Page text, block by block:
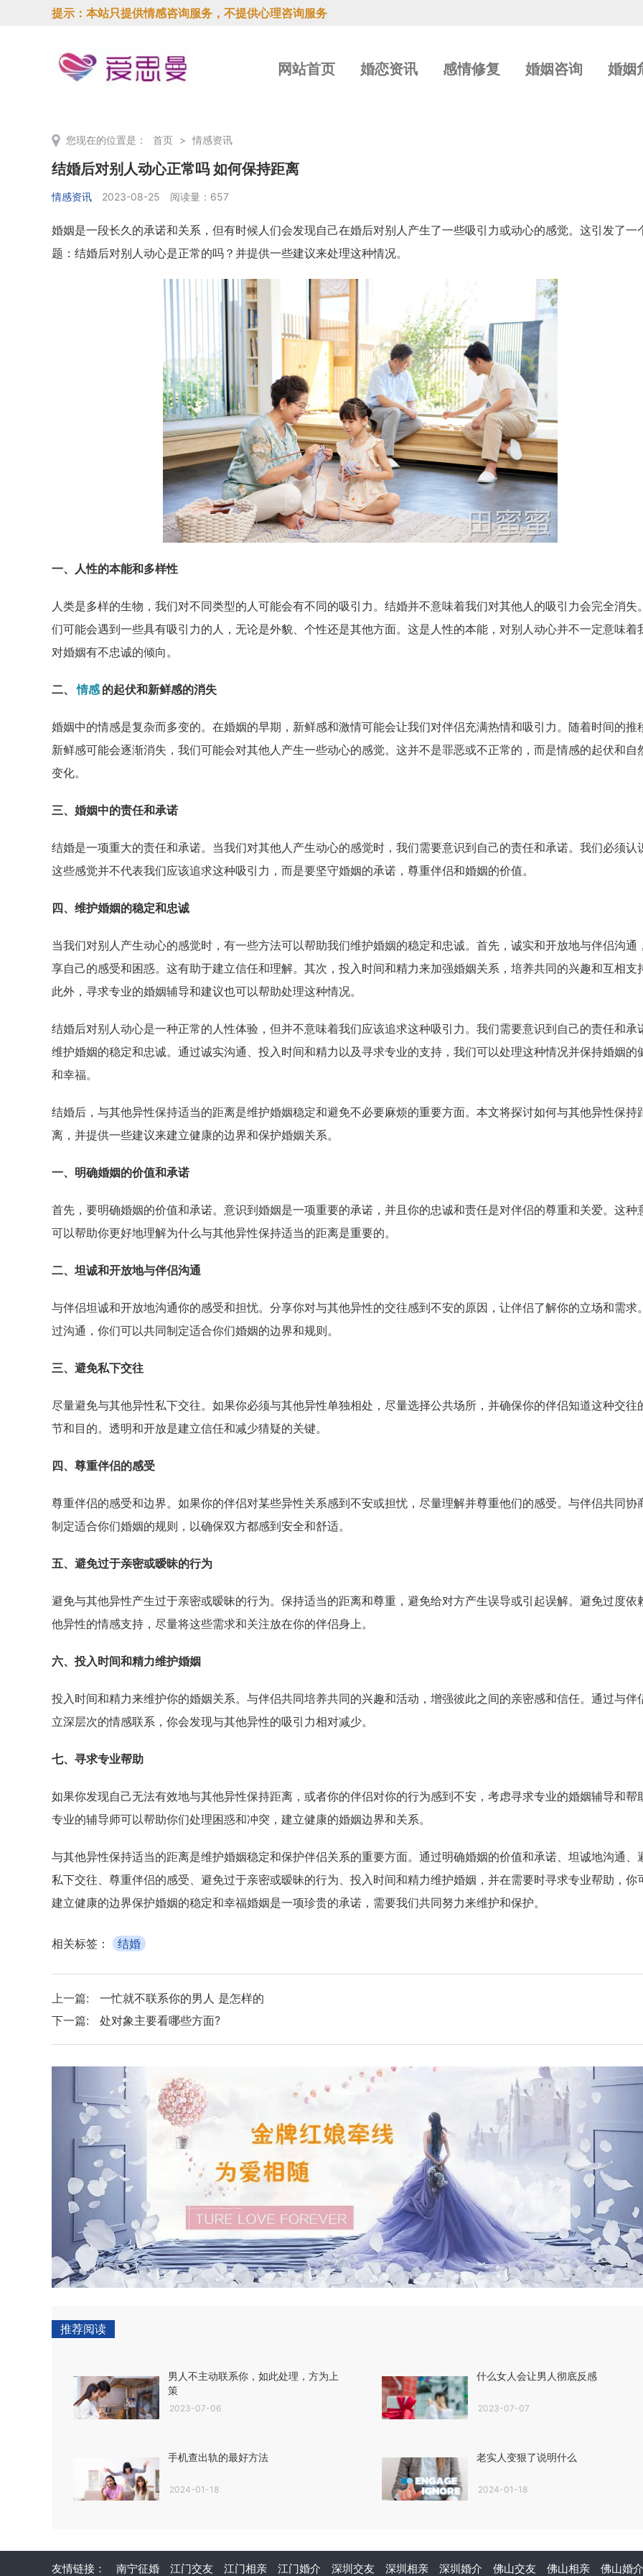
提示：本站只提供情感咨询服务，不提供心理咨询服务
网站首页 婚恋资讯 感情修复 婚姻咨询 婚姻
您现在的位置是： 首页 > 情感资讯
结婚后对别人动心正常吗 如何保持距离
情感资讯 2023-08-25 阅读量：657
婚姻是一段长久的承诺和关系，但有时候人们会发现自己在婚后对别人产生了一些吸引力或动心的感觉。这引发了一
题：结婚后对别人动心是正常的吗？并提供一些建议来处理这种情况。
一、人性的本能和多样性
人类是多样的生物，我们对不同类型的人可能会有不同的吸引力。结婚并不意味着我们对其他人的吸引力会完全消失
们可能会遇到一些具有吸引力的人，无论是外貌、个性还是其他方面。这是人性的本能，对别人动心并不一定意味着
对婚姻有不忠诚的倾向。
二、 情感 的起伏和新鲜感的消失
婚姻中的情感是复杂而多变的。在婚姻的早期，新鲜感和激情可能会让我们对伴侣充满热情和吸引力。随着时间的推
新鲜感可能会逐渐消失，我们可能会对其他人产生一些动心的感觉。这并不是罪恶或不正常的，而是情感的起伏和自
变化。
三、婚姻中的责任和承诺
结婚是一项重大的责任和承诺。当我们对其他人产生动心的感觉时，我们需要意识到自己的责任和承诺。我们必须认
这些感觉并不代表我们应该追求这种吸引力，而是要坚守婚姻的承诺，尊重伴侣和婚姻的价值。
四、维护婚姻的稳定和忠诚
当我们对别人产生动心的感觉时，有一些方法可以帮助我们维护婚姻的稳定和忠诚。首先，诚实和开放地与伴侣沟通
享自己的感受和困惑。这有助于建立信任和理解。其次，投入时间和精力来加强婚姻关系，培养共同的兴趣和互相支
此外，寻求专业的婚姻辅导和建议也可以帮助处理这种情况。
结婚后对别人动心是一种正常的人性体验，但并不意味着我们应该追求这种吸引力。我们需要意识到自己的责任和承
维护婚姻的稳定和忠诚。通过诚实沟通、投入时间和精力以及寻求专业的支持，我们可以处理这种情况并保持婚姻的
和幸福。
结婚后，与其他异性保持适当的距离是维护婚姻稳定和避免不必要麻烦的重要方面。本文将探讨如何与其他异性保持
离，并提供一些建议来建立健康的边界和保护婚姻关系。
一、明确婚姻的价值和承诺
首先，要明确婚姻的价值和承诺。意识到婚姻是一项重要的承诺，并且你的忠诚和责任是对伴侣的尊重和关爱。这种
可以帮助你更好地理解为什么与其他异性保持适当的距离是重要的。
二、坦诚和开放地与伴侣沟通
与伴侣坦诚和开放地沟通你的感受和担忧。分享你对与其他异性的交往感到不安的原因，让伴侣了解你的立场和需求
过沟通，你们可以共同制定适合你们婚姻的边界和规则。
三、避免私下交往
尽量避免与其他异性私下交往。如果你必须与其他异性单独相处，尽量选择公共场所，并确保你的伴侣知道这种交往
节和目的。透明和开放是建立信任和减少猜疑的关键。
四、尊重伴侣的感受
尊重伴侣的感受和边界。如果你的伴侣对某些异性关系感到不安或担忧，尽量理解并尊重他们的感受。与伴侣共同协
制定适合你们婚姻的规则，以确保双方都感到安全和舒适。
五、避免过于亲密或暧昧的行为
避免与其他异性产生过于亲密或暧昧的行为。保持适当的距离和尊重，避免给对方产生误导或引起误解。避免过度依
他异性的情感支持，尽量将这些需求和关注放在你的伴侣身上。
六、投入时间和精力维护婚姻
投入时间和精力来维护你的婚姻关系。与伴侣共同培养共同的兴趣和活动，增强彼此之间的亲密感和信任。通过与伴
立深层次的情感联系，你会发现与其他异性的吸引力相对减少。
七、寻求专业帮助
如果你发现自己无法有效地与其他异性保持距离，或者你的伴侣对你的行为感到不安，考虑寻求专业的婚姻辅导和帮
专业的辅导师可以帮助你们处理困惑和冲突，建立健康的婚姻边界和关系。
与其他异性保持适当的距离是维护婚姻稳定和保护伴侣关系的重要方面。通过明确婚姻的价值和承诺、坦诚地沟通、
私下交往、尊重伴侣的感受、避免过于亲密或暧昧的行为、投入时间和精力维护婚姻，并在需要时寻求专业帮助，你
建立健康的边界保护婚姻的稳定和幸福婚姻是一项珍贵的承诺，需要我们共同努力来维护和保护。
相关标签： 结婚
上一篇:
一忙就不联系你的男人 是怎样的
下一篇:
处对象主要看哪些方面?
推荐阅读
男人不主动联系你，如此处理，方为上
策
2023-07-06
什么女人会让男人彻底反感
2023-07-07
手机查出轨的最好方法
2024-01-18
老实人变狠了说明什么
2024-01-18
友情链接： 南宁征婚 江门交友 江门相亲 江门婚介 深圳交友 深圳相亲 深圳婚介 佛山交友 佛山相亲 佛山婚介